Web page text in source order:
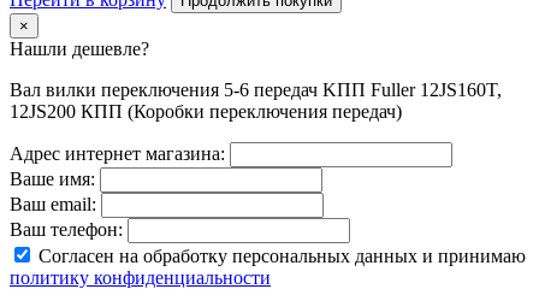
×
Нашли дешевле?
Вал вилки переключения 5-6 передач KПП Fuller 12JS160T,
12JS200 КПП (Коробки переключения передач)
Адрес интернет магазина:
Ваше имя:
Ваш email:
Ваш телефон:
Согласен на обработку персональных данных и принимаю
политику конфиденциальности